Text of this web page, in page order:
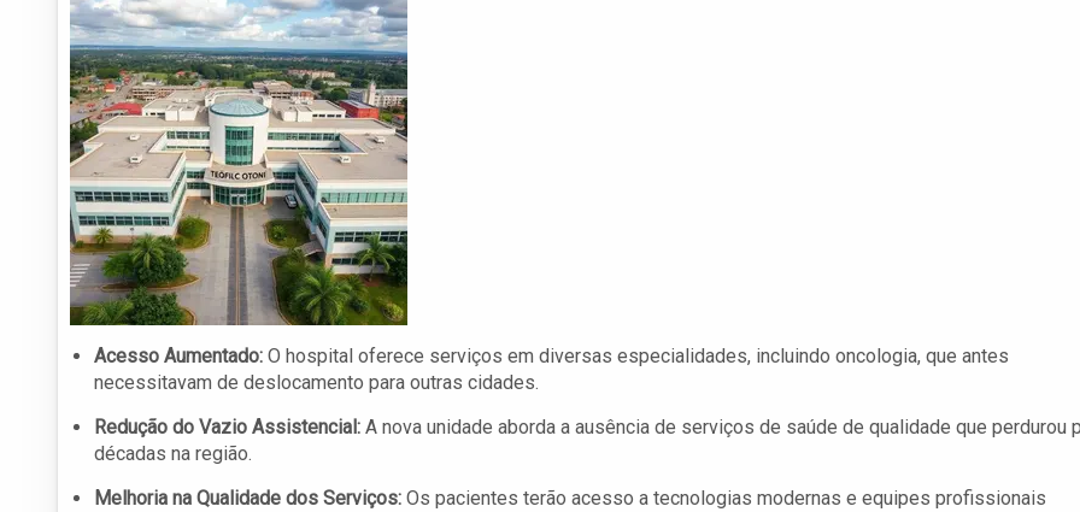
Acesso Aumentado: O hospital oferece serviços em diversas especialidades, incluindo oncologia, que antes
necessitavam de deslocamento para outras cidades.
Redução do Vazio Assistencial: A nova unidade aborda a ausência de serviços de saúde de qualidade que perdurou
décadas na região.
Melhoria na Qualidade dos Serviços: Os pacientes terão acesso a tecnologias modernas e equipes profissionais